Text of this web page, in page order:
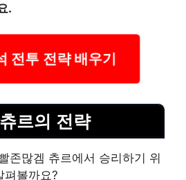
.
전투 전략 배우기
르의 전략
존많겜 츄르에서 승리하기 위
펴볼까요?